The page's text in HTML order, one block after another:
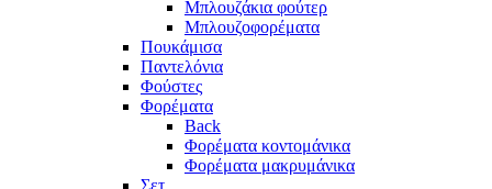
Μπλουζάκια φούτερ
Μπλουζοφορέματα
Πουκάμισα
Παντελόνια
Φούστες
Φορέματα
Back
Φορέματα κοντομάνικα
Φορέματα μακρυμάνικα